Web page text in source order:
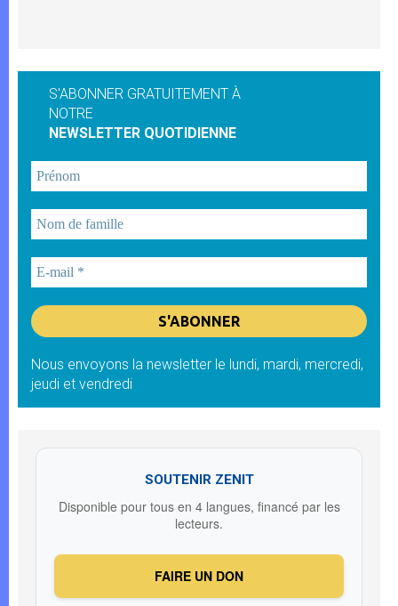
S'ABONNER GRATUITEMENT À
NOTRE
NEWSLETTER QUOTIDIENNE
Nous envoyons la newsletter le lundi, mardi, mercredi,
jeudi et vendredi
SOUTENIR ZENIT
Disponible pour tous en 4 langues, financé par les
lecteurs.
FAIRE UN DON